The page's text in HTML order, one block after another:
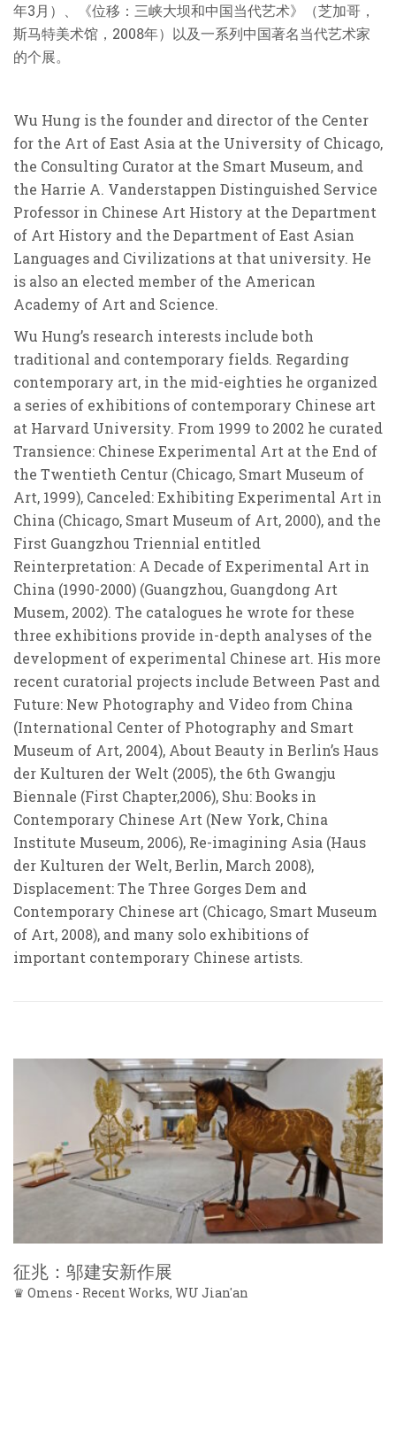
年3月）、《位移：三峡大坝和中国当代艺术》（芝加哥，
斯马特美术馆，2008年）以及一系列中国著名当代艺术家
的个展。
Wu Hung is the founder and director of the Center
for the Art of East Asia at the University of Chicago,
the Consulting Curator at the Smart Museum, and
the Harrie A. Vanderstappen Distinguished Service
Professor in Chinese Art History at the Department
of Art History and the Department of East Asian
Languages and Civilizations at that university. He
is also an elected member of the American
Academy of Art and Science.
Wu Hung’s research interests include both
traditional and contemporary fields. Regarding
contemporary art, in the mid-eighties he organized
a series of exhibitions of contemporary Chinese art
at Harvard University. From 1999 to 2002 he curated
Transience: Chinese Experimental Art at the End of
the Twentieth Centur (Chicago, Smart Museum of
Art, 1999), Canceled: Exhibiting Experimental Art in
China (Chicago, Smart Museum of Art, 2000), and the
First Guangzhou Triennial entitled
Reinterpretation: A Decade of Experimental Art in
China (1990-2000) (Guangzhou, Guangdong Art
Musem, 2002). The catalogues he wrote for these
three exhibitions provide in-depth analyses of the
development of experimental Chinese art. His more
recent curatorial projects include Between Past and
Future: New Photography and Video from China
(International Center of Photography and Smart
Museum of Art, 2004), About Beauty in Berlin’s Haus
der Kulturen der Welt (2005), the 6th Gwangju
Biennale (First Chapter,2006), Shu: Books in
Contemporary Chinese Art (New York, China
Institute Museum, 2006), Re-imagining Asia (Haus
der Kulturen der Welt, Berlin, March 2008),
Displacement: The Three Gorges Dem and
Contemporary Chinese art (Chicago, Smart Museum
of Art, 2008), and many solo exhibitions of
important contemporary Chinese artists.
征兆：邬建安新作展
♛ Omens - Recent Works, WU Jian'an